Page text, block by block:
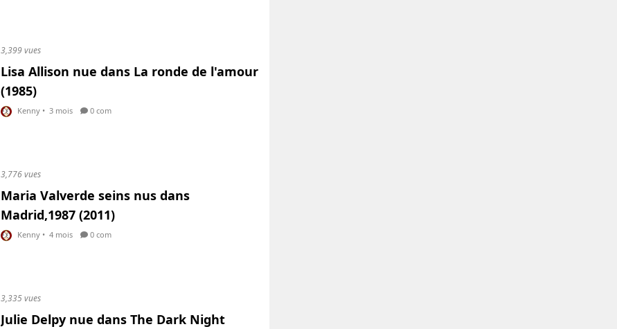
3,399 vues
Lisa Allison nue dans La ronde de l'amour
(1985)
Kenny • 3 mois 0 com
3,776 vues
Maria Valverde seins nus dans
Madrid,1987 (2011)
Kenny • 4 mois 0 com
3,335 vues
Julie Delpy nue dans The Dark Night